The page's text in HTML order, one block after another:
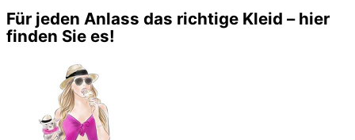
Für jeden Anlass das richtige Kleid – hier
finden Sie es!